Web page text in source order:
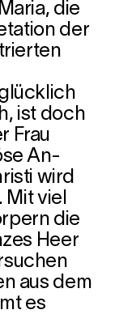
die
der
ist doch
Frau
An­
wird
viel
die
Heer
aus dem
es